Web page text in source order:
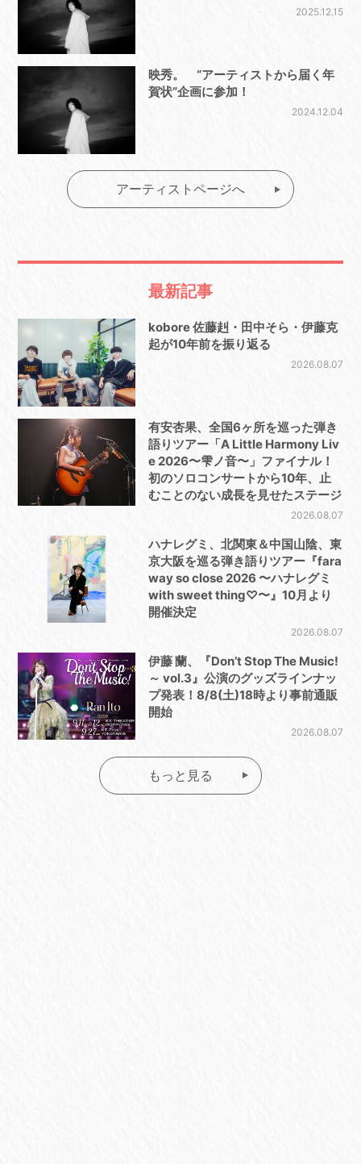
2025.12.15
映秀。 “アーティストから届く年
賀状”企画に参加！
2024.12.04
アーティストページへ
最新記事
kobore 佐藤赳・田中そら・伊藤克
起が10年前を振り返る
2026.08.07
有安杏果、全国6ヶ所を巡った弾き
語りツアー「A Little Harmony Liv
e 2026〜雫ノ音〜」ファイナル！
初のソロコンサートから10年、止
むことのない成長を見せたステージ
2026.08.07
ハナレグミ、北関東＆中国山陰、東
京大阪を巡る弾き語りツアー『fara
way so close 2026 〜ハナレグミ
with sweet thing♡〜』10月より
開催決定
2026.08.07
伊藤 蘭、『Don’t Stop The Music!
～ vol.3』公演のグッズラインナッ
プ発表！8/8(土)18時より事前通販
開始
2026.08.07
もっと見る